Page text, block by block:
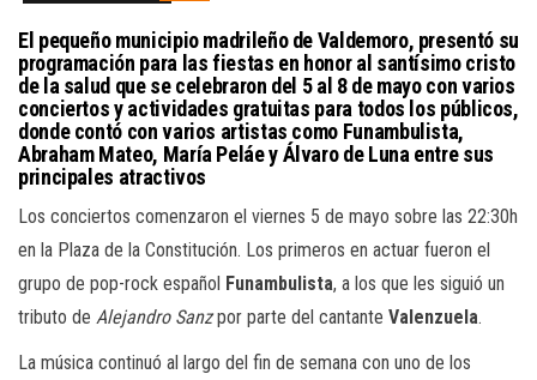
El pequeño municipio madrileño de Valdemoro, presentó su
programación para las fiestas en honor al santísimo cristo
de la salud que se celebraron del 5 al 8 de mayo con varios
conciertos y actividades gratuitas para todos los públicos,
donde contó con varios artistas como Funambulista,
Abraham Mateo, María Peláe y Álvaro de Luna entre sus
principales atractivos
Los conciertos comenzaron el viernes 5 de mayo sobre las 22:30h
en la Plaza de la Constitución. Los primeros en actuar fueron el
grupo de pop-rock español Funambulista, a los que les siguió un
tributo de Alejandro Sanzpor parte del cantante Valenzuela.
La música continuó al largo del fin de semana con uno de los